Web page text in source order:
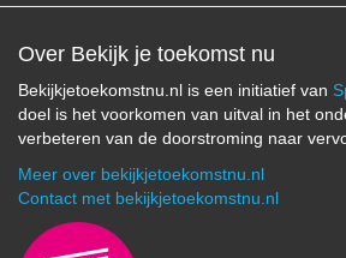
Over Bekijk je toekomst nu
Bekijkjetoekomstnu.nl is een initiatief van
doel is het voorkomen van uitval in het
verbeteren van de doorstroming naar
Meer over bekijkjetoekomstnu.nl
Contact met bekijkjetoekomstnu.nl